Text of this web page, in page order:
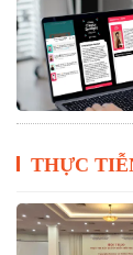
THỰC